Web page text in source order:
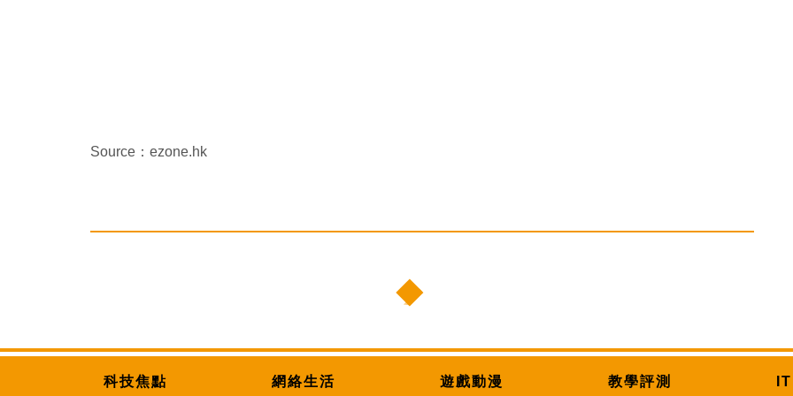
Source：ezone.hk
科技焦點 網絡生活 遊戲動漫 教學評測